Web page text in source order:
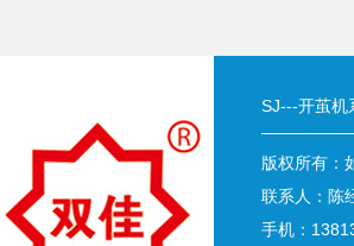
SJ---开茧机
版权所有：
联系人：陈
手机：